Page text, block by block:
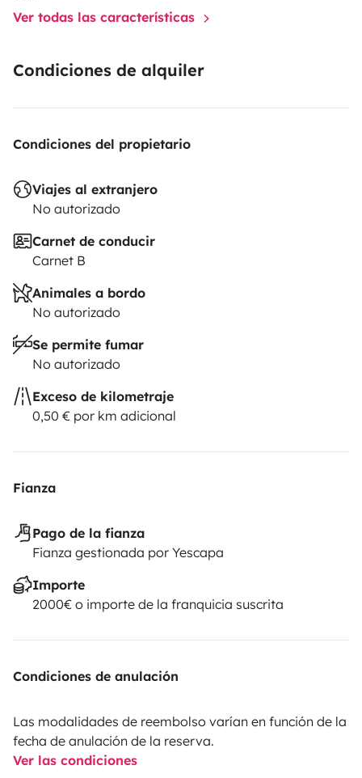
Ver todas las características
Condiciones de alquiler
Condiciones del propietario
Viajes al extranjero
No autorizado
Carnet de conducir
Carnet B
Animales a bordo
No autorizado
Se permite fumar
No autorizado
Exceso de kilometraje
0,50 € por km adicional
Fianza
Pago de la fianza
Fianza gestionada por Yescapa
Importe
2000€ o importe de la franquicia suscrita
Condiciones de anulación
Las modalidades de reembolso varían en función de la
fecha de anulación de la reserva.
Ver las condiciones